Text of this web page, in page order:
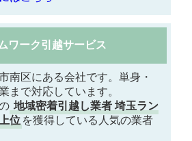
ワーク引越サービス
南区にある会社です。単身・
まで対応しています。
地域密着引越し業者 埼玉ラン
位 を獲得している人気の業者